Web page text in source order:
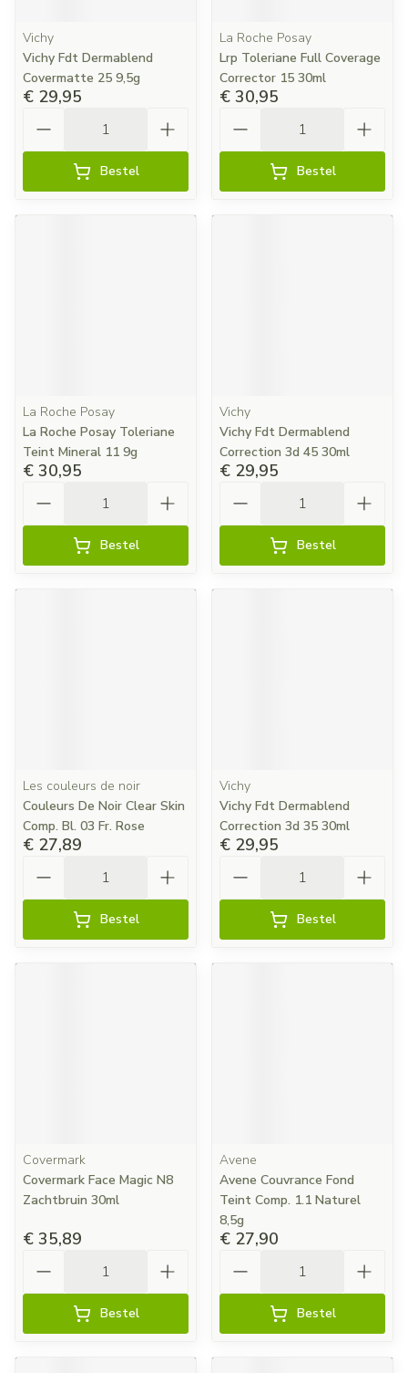
Vichy
Vichy Fdt Dermablend
Covermatte 25 9,5g
€ 29,95
Bestel
La Roche Posay
Lrp Toleriane Full Coverage
Corrector 15 30ml
€ 30,95
Bestel
La Roche Posay
La Roche Posay Toleriane
Teint Mineral 11 9g
€ 30,95
Bestel
Vichy
Vichy Fdt Dermablend
Correction 3d 45 30ml
€ 29,95
Bestel
Les couleurs de noir
Couleurs De Noir Clear Skin
Comp. Bl. 03 Fr. Rose
€ 27,89
Bestel
Vichy
Vichy Fdt Dermablend
Correction 3d 35 30ml
€ 29,95
Bestel
Covermark
Covermark Face Magic N8
Zachtbruin 30ml
€ 35,89
Bestel
Avene
Avene Couvrance Fond
Teint Comp. 1.1 Naturel
8,5g
€ 27,90
Bestel